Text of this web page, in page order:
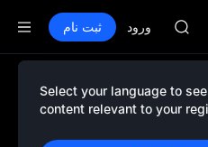
CYS
BLESS
HEI
ورود ثبت نام
Select your language to see
content relevant to your
اشتراک گذاری